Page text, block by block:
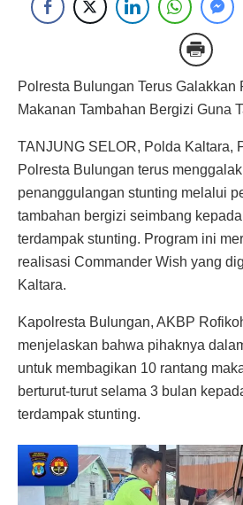
Polresta Bulungan Terus Galakkan
Makanan Tambahan Bergizi Guna
TANJUNG SELOR, Polda Kaltara,
Polresta Bulungan terus
penanggulangan stunting melalui
tambahan bergizi seimbang
terdampak stunting. Program ini
realisasi Commander Wish yang
Kaltara.
Kapolresta Bulungan, AKBP
menjelaskan bahwa pihaknya
untuk membagikan 10 rantang
berturut-turut selama 3 bulan
terdampak stunting.